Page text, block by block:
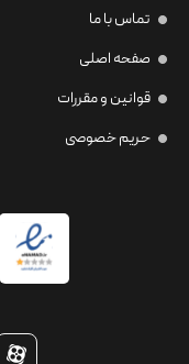
تماس با ما
صفحه اصلی
قوانین و مقررات
حریم خصوصی